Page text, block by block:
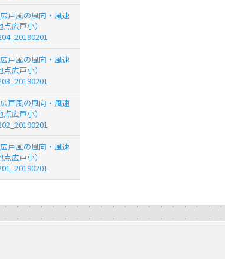
戸風の風向・風速
点広戸小）
戸風の風向・風速
点広戸小）
戸風の風向・風速
点広戸小）
戸風の風向・風速
点広戸小）